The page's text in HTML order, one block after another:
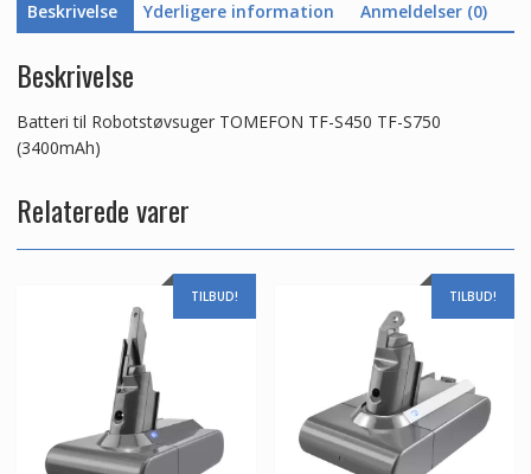
Beskrivelse Yderligere information Anmeldelser (0)
Beskrivelse
Batteri til Robotstøvsuger TOMEFON TF-S450 TF-S750
(3400mAh)
Relaterede varer
TILBUD! TILBUD!